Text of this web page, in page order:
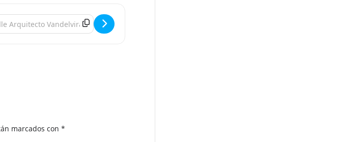
Address - Charla Taller: Gestión Estrés y Mindfulness []
marcados con*